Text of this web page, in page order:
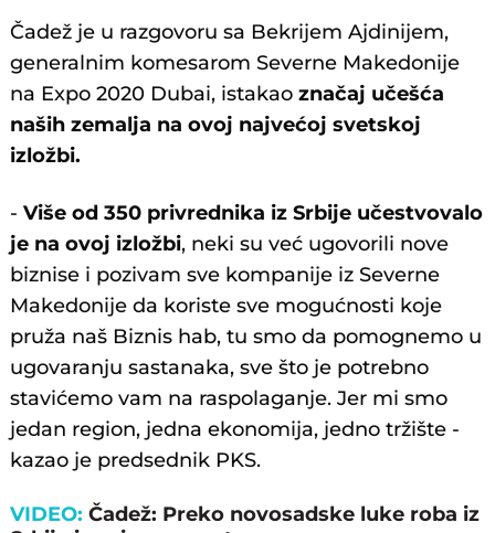
Čadež je u razgovoru sa Bekrijem Ajdinijem,
generalnim komesarom Severne Makedonije
na Expo 2020 Dubai, istakaoznačaj učešća
naših zemalja na ovoj najvećoj svetskoj
izložbi.
-Više od 350 privrednika iz Srbije učestvovalo
je na ovoj izložbi, neki su već ugovorili nove
biznise i pozivam sve kompanije iz Severne
Makedonije da koriste sve mogućnosti koje
pruža naš Biznis hab, tu smo da pomognemo u
ugovaranju sastanaka, sve što je potrebno
stavićemo vam na raspolaganje. Jer mi smo
jedan region, jedna ekonomija, jedno tržište -
kazao je predsednik PKS.
VIDEO:Čadež: Preko novosadske luke roba iz